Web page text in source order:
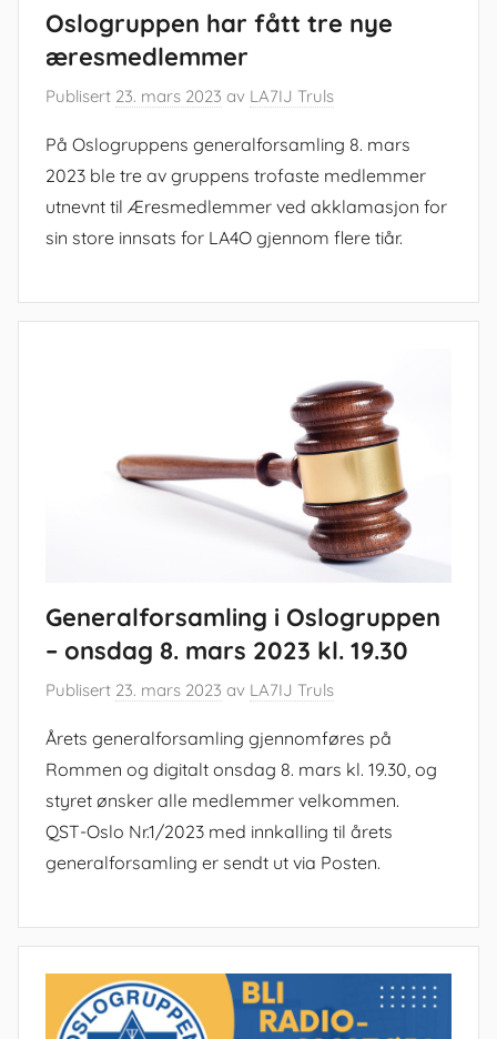
Oslogruppen har fått tre nye
æresmedlemmer
Publisert 23. mars 2023 av LA7IJ Truls
På Oslogruppens generalforsamling 8. mars
2023 ble tre av gruppens trofaste medlemmer
utnevnt til Æresmedlemmer ved akklamasjon for
sin store innsats for LA4O gjennom flere tiår.
Generalforsamling i Oslogruppen
– onsdag 8. mars 2023 kl. 19.30
Publisert 23. mars 2023 av LA7IJ Truls
Årets generalforsamling gjennomføres på
Rommen og digitalt onsdag 8. mars kl. 19.30, og
styret ønsker alle medlemmer velkommen.
QST-Oslo Nr.1/2023 med innkalling til årets
generalforsamling er sendt ut via Posten.